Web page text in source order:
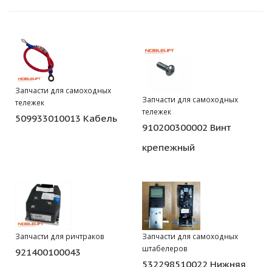
Запчасти для самоходных
тележек
509933010013 Кабель
Запчасти для самоходных
тележек
910200300002 Винт
крепежный
Запчасти для ричтраков
921400100043
Запчасти для самоходных
штабелеров
532298510022 Нижняя